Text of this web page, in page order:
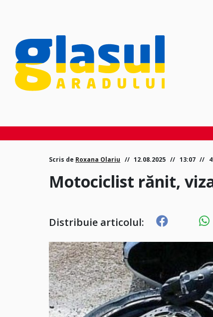
Scris de Roxana Olariu 12.08.2025 13:07
Motociclist rănit,
Distribuie articolul: